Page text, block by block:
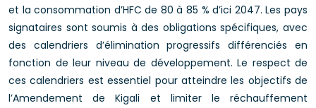
et la consommation d’HFC de 80 à 85 % d’ici 2047. Les pays
signataires sont soumis à des obligations spécifiques, avec
des calendriers d’élimination progressifs différenciés en
fonction de leur niveau de développement. Le respect de
ces calendriers est essentiel pour atteindre les objectifs de
l’Amendement de Kigali et limiter le réchauffement